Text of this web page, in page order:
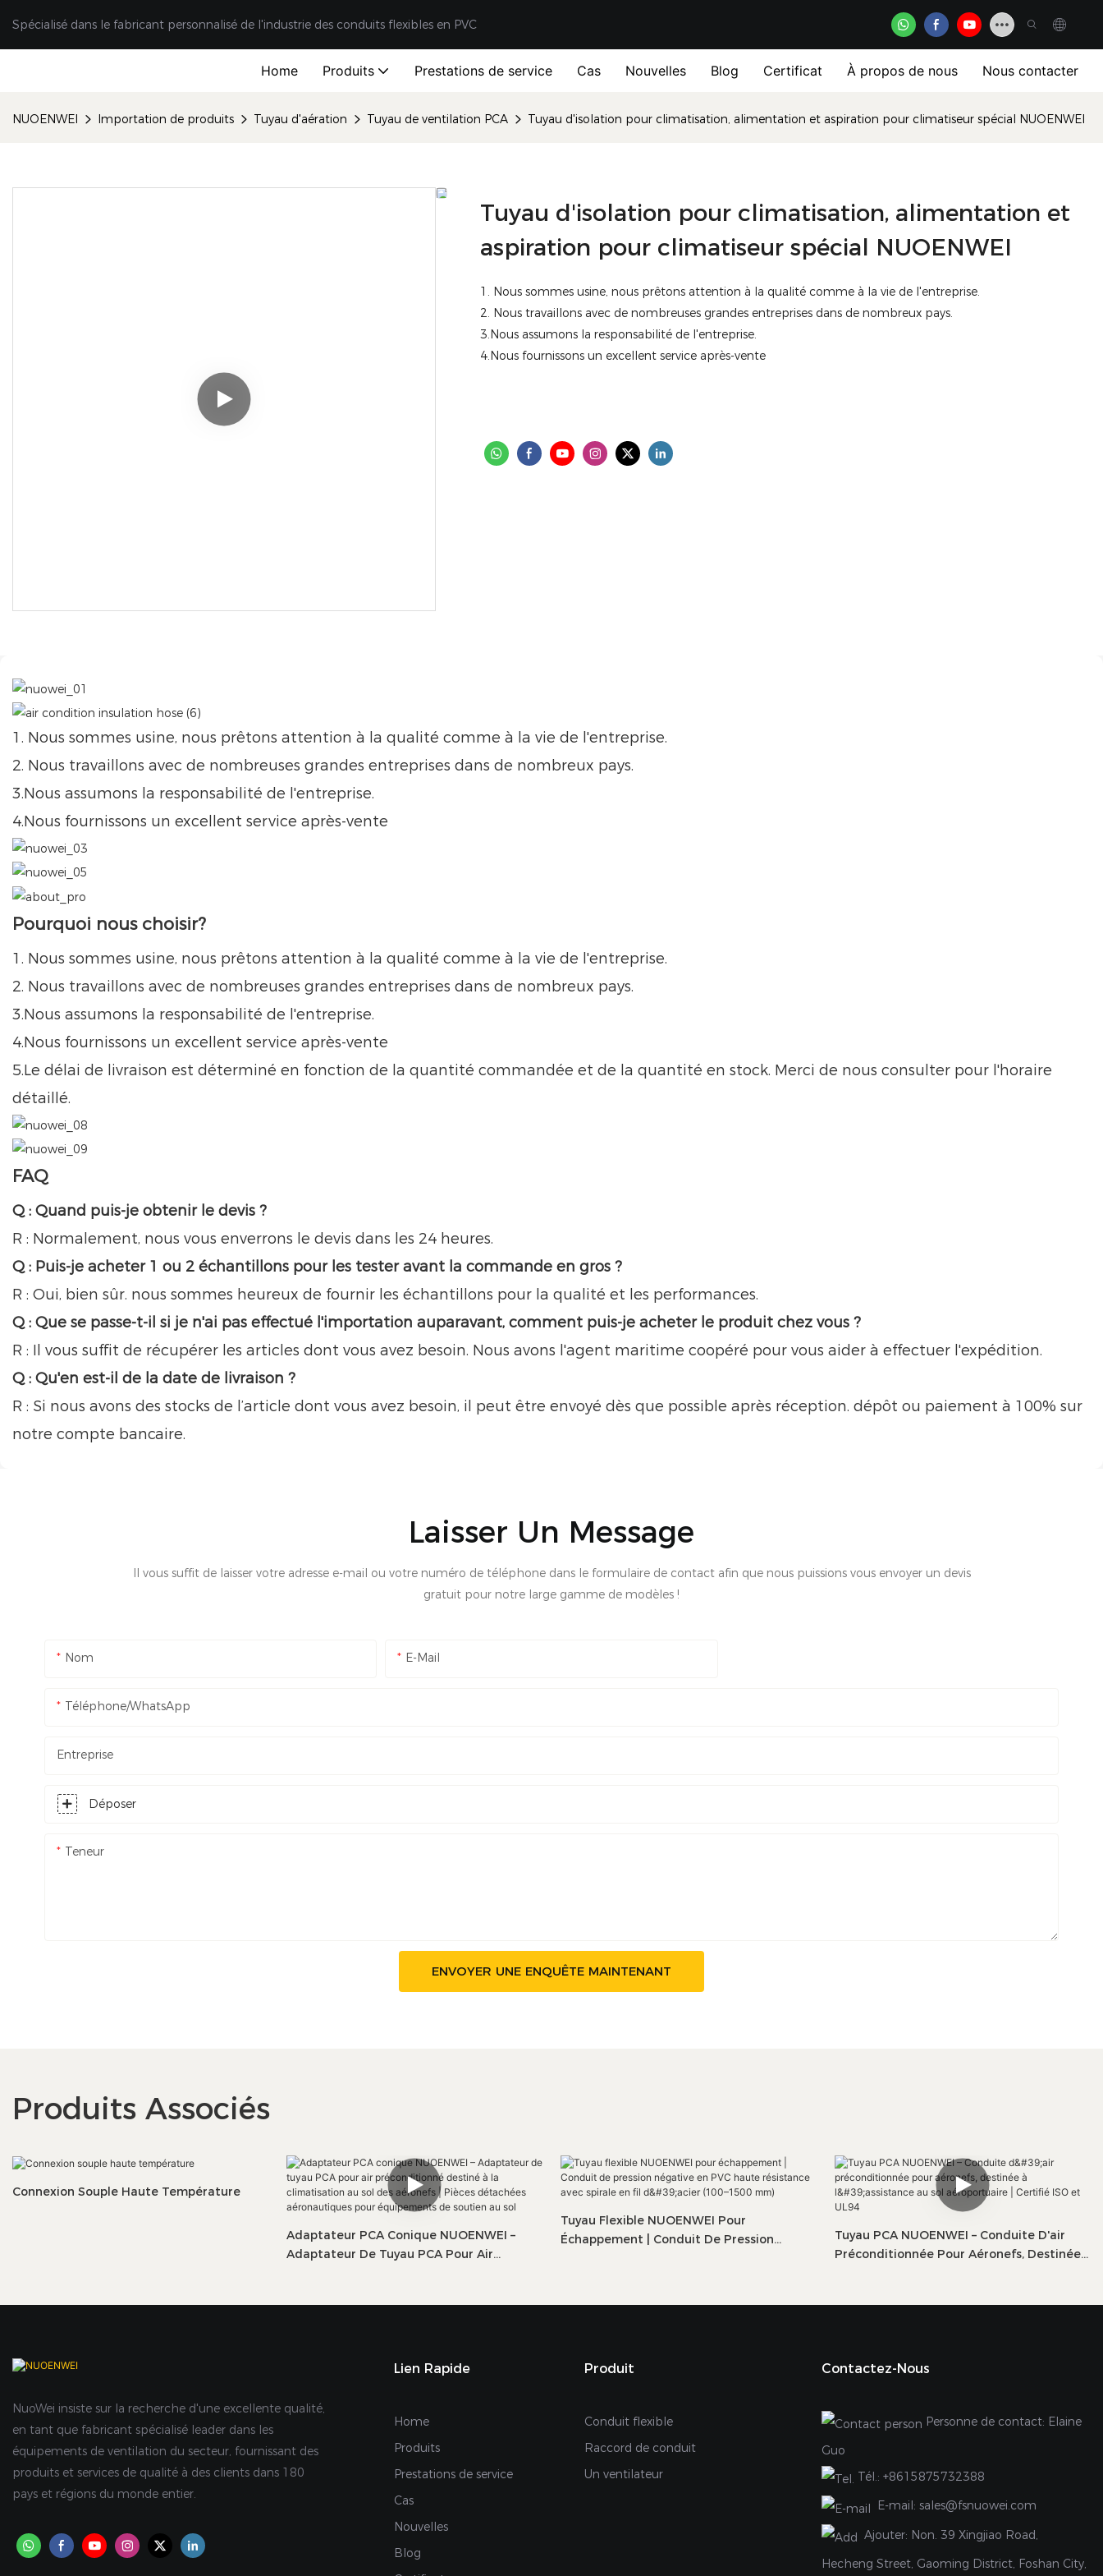
Spécialisé dans le fabricant personnalisé de l'industrie des conduits flexibles en PVC
Home Produits Prestations de service Cas Nouvelles Blog Certificat À propos de nous Nous contacter
NUOENWEI Importation de produits Tuyau d'aération Tuyau de ventilation PCA Tuyau d'isolation pour climatisation, alimentation et aspiration pour climatiseur spécial NUOENWEI
Tuyau d'isolation pour climatisation, alimentation et
aspiration pour climatiseur spécial NUOENWEI
1. Nous sommes usine, nous prêtons attention à la qualité comme à la vie de l'entreprise.
2. Nous travaillons avec de nombreuses grandes entreprises dans de nombreux pays.
3.Nous assumons la responsabilité de l'entreprise.
4.Nous fournissons un excellent service après-vente
1. Nous sommes usine, nous prêtons attention à la qualité comme à la vie de l'entreprise.
2. Nous travaillons avec de nombreuses grandes entreprises dans de nombreux pays.
3.Nous assumons la responsabilité de l'entreprise.
4.Nous fournissons un excellent service après-vente
Pourquoi nous choisir?
1. Nous sommes usine, nous prêtons attention à la qualité comme à la vie de l'entreprise.
2. Nous travaillons avec de nombreuses grandes entreprises dans de nombreux pays.
3.Nous assumons la responsabilité de l'entreprise.
4.Nous fournissons un excellent service après-vente
5.Le délai de livraison est déterminé en fonction de la quantité commandée et de la quantité en stock. Merci de nous consulter pour l'horaire
détaillé.
FAQ
Q : Quand puis-je obtenir le devis ?
R : Normalement, nous vous enverrons le devis dans les 24 heures.
Q : Puis-je acheter 1 ou 2 échantillons pour les tester avant la commande en gros ?
R : Oui, bien sûr. nous sommes heureux de fournir les échantillons pour la qualité et les performances.
Q : Que se passe-t-il si je n'ai pas effectué l'importation auparavant, comment puis-je acheter le produit chez vous ?
R : Il vous suffit de récupérer les articles dont vous avez besoin. Nous avons l'agent maritime coopéré pour vous aider à effectuer l'expédition.
Q : Qu'en est-il de la date de livraison ?
R : Si nous avons des stocks de l’article dont vous avez besoin, il peut être envoyé dès que possible après réception. dépôt ou paiement à 100% sur
notre compte bancaire.
Laisser Un Message
Il vous suffit de laisser votre adresse e-mail ou votre numéro de téléphone dans le formulaire de contact afin que nous puissions vous envoyer un devis
gratuit pour notre large gamme de modèles !
Nom E-Mail
Téléphone/WhatsApp
Entreprise
Déposer
Teneur
ENVOYER UNE ENQUÊTE MAINTENANT
Produits Associés
Connexion Souple Haute Température
Adaptateur PCA Conique NUOENWEI –
Adaptateur De Tuyau PCA Pour Air
Tuyau Flexible NUOENWEI Pour
Échappement | Conduit De Pression
Tuyau PCA NUOENWEI – Conduite D'air
Préconditionnée Pour Aéronefs, Destinée
NuoWei insiste sur la recherche d'une excellente qualité,
en tant que fabricant spécialisé leader dans les
équipements de ventilation du secteur, fournissant des
produits et services de qualité à des clients dans 180
pays et régions du monde entier.
Lien Rapide
Home
Produits
Prestations de service
Cas
Nouvelles
Blog
Produit
Conduit flexible
Raccord de conduit
Un ventilateur
Contactez-Nous
Personne de contact: Elaine
Guo
Tél.: +8615875732388
E-mail: sales@fsnuowei.com
Ajouter: Non. 39 Xingjiao Road,
Hecheng Street, Gaoming District, Foshan City,